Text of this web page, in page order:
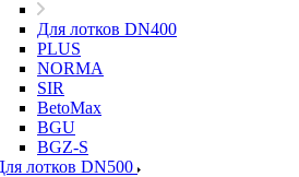
Для лотков DN400
PLUS
NORMA
SIR
BetoMax
BGU
BGZ-S
лотков DN500